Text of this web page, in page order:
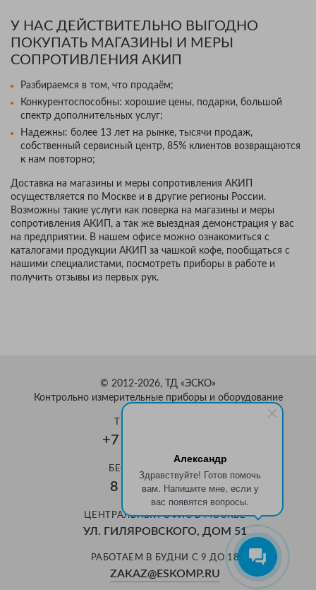
Александр
Здравствуйте! Готов помочь
вам. Напишите мне, если у
вас появятся вопросы.
У НАС ДЕЙСТВИТЕЛЬНО ВЫГОДНО
ПОКУПАТЬ МАГАЗИНЫ И МЕРЫ
СОПРОТИВЛЕНИЯ АКИП
Разбираемся в том, что продаём;
Конкурентоспособны: хорошие цены, подарки, большой
спектр дополнительных услуг;
Надежны: более 13 лет на рынке, тысячи продаж,
собственный сервисный центр, 85% клиентов возвращаются
к нам повторно;
Доставка на магазины и меры сопротивления АКИП
осуществляется по Москве и в другие регионы России.
Возможны такие услуги как поверка на магазины и меры
сопротивления АКИП, а так же выездная демонстрация у вас
на предприятии. В нашем офисе можно ознакомиться с
каталогами продукции АКИП за чашкой кофе, пообщаться с
нашими специалистами, посмотреть приборы в работе и
получить отзывы из первых рук.
© 2012-2026, ТД «ЭСКО»
Контрольно измерительные приборы и оборудование
+7 (495) 159-08-81
БЕСПЛАТНЫЙ ЗВОНОК
8 800 350-70-37
ЦЕНТРАЛЬНЫЙ ОФИС В МОСКВЕ
УЛ. ГИЛЯРОВСКОГО, ДОМ 51
РАБОТАЕМ В БУДНИ С 9 ДО 18
ZAKAZ@ESKOMP.RU